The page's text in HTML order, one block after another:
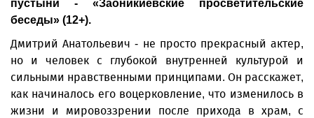
пустыни - «Заоникиевские просветительские
беседы» (12+).
Дмитрий Анатольевич - не просто прекрасный актер,
но и человек с глубокой внутренней культурой и
сильными нравственными принципами. Он расскажет,
как начиналось его воцерковление, что изменилось в
жизни и мировоззрении после прихода в храм, с